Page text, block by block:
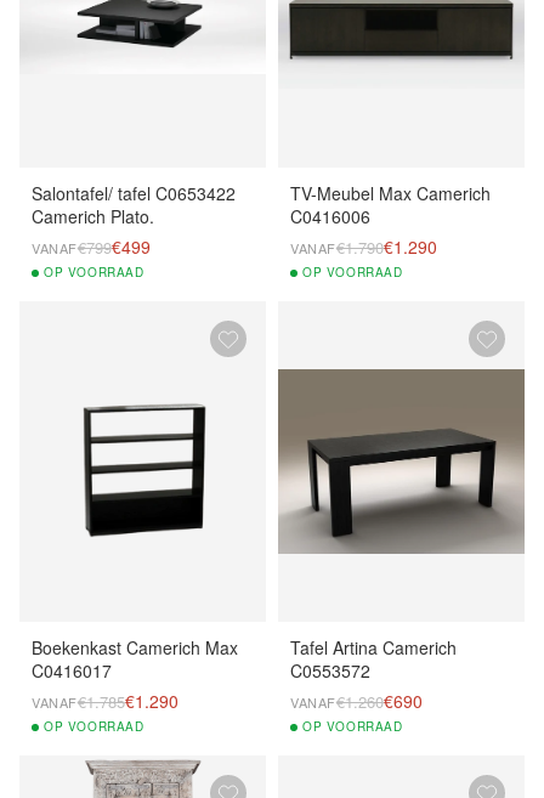
Salontafel/ tafel C0653422
Camerich Plato.
VANAF€799€499
OP VOORRAAD
TV-Meubel Max Camerich
C0416006
VANAF€1.790€1.290
OP VOORRAAD
Boekenkast Camerich Max
C0416017
VANAF€1.785€1.290
OP VOORRAAD
Tafel Artina Camerich
C0553572
VANAF€1.260€690
OP VOORRAAD